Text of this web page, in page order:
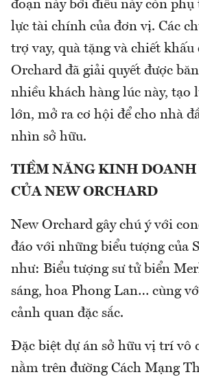
đoạn này bởi điều này còn
lực tài chính của đơn vị. Các
trợ vay, quà tặng và chiết khấu
Orchard đã giải quyết được
nhiều khách hàng lúc này, tạo
lớn, mở ra cơ hội để cho nhà
nhìn sở hữu.
TIỀM NĂNG KINH DOANH
CỦA NEW ORCHARD
New Orchard gây chú ý với
đáo với những biểu tượng của
như: Biểu tượng sư tử biển
sáng, hoa Phong Lan… cùng
cảnh quan đặc sắc.
Đặc biệt dự án sở hữu vị trí vô
nằm trên đường Cách Mạng